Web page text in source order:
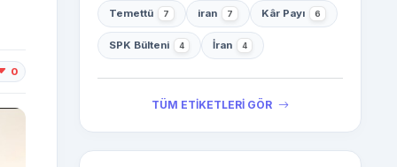
0
Temettü 7 iran 7 Kâr Payı 6
SPK Bülteni 4 İran 4
TÜM ETİKETLERİ GÖR